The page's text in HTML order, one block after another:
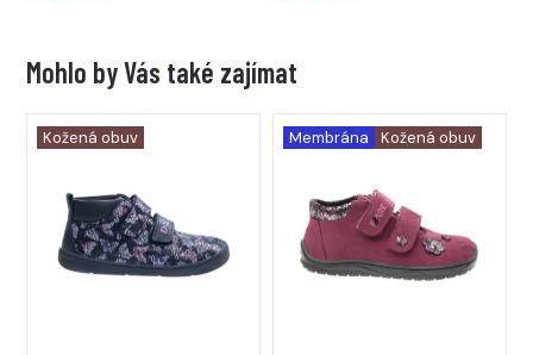
Mohlo by Vás také zajímat
Kožená obuv Membrána Kožená obuv